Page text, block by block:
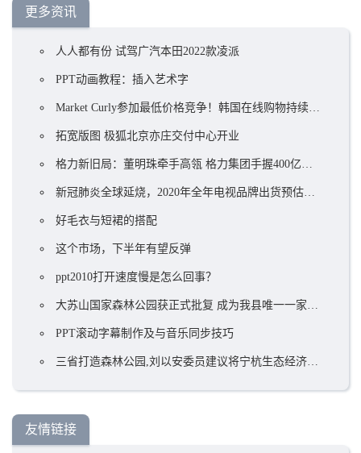
更多资讯
人人都有份 试驾广汽本田2022款凌派
PPT动画教程：插入艺术字
Market Curly参加最低价格竞争！韩国在线购物持续火爆
拓宽版图 极狐北京亦庄交付中心开业
格力新旧局：董明珠牵手高瓴 格力集团手握400亿却前途未卜？ ...
新冠肺炎全球延烧，2020年全年电视品牌出货预估衰退5.8%
好毛衣与短裙的搭配
这个市场，下半年有望反弹
ppt2010打开速度慢是怎么回事？
大苏山国家森林公园获正式批复 成为我县唯一一家国家4A级旅游景区
PPT滚动字幕制作及与音乐同步技巧
三省打造森林公园,刘以安委员建议将宁杭生态经济带上升到国家战略!
友情链接